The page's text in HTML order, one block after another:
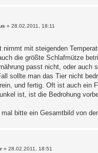
»28.02.2011, 18:11
nimmt mit steigenden
die größte Schlafmütze
passt nicht, oder auch
sollte man das Tier nicht
und fertig. Oft ist auch ein
ist, ist die Bedrohung
bitte ein Gesamtbild von
»28.02.2011, 18:51